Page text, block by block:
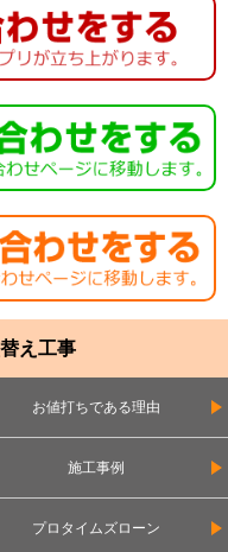
え工事
お値打ちである理由
施工事例
プロタイムズローン